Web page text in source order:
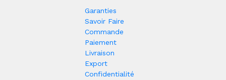
Garanties
Savoir Faire
Commande
Paiement
Livraison
Export
Confidentialité